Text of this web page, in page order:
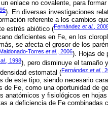
enlace no covalente, para
). En diversas investigaciones
referente a los cambios
estrés abiótico (Fernández et al.,
deficientes en Fe, en los
se afecta el grosor de los
Torres et al. , 2006). Hojas de
, 1998), pero disminuye el tamaño
estomatal (Fernández et al. ,
de este tipo, siendo necesario
Fe, como una oportunidad de
anatómicos y fisiológicos en
a deficiencia de Fe combinadas